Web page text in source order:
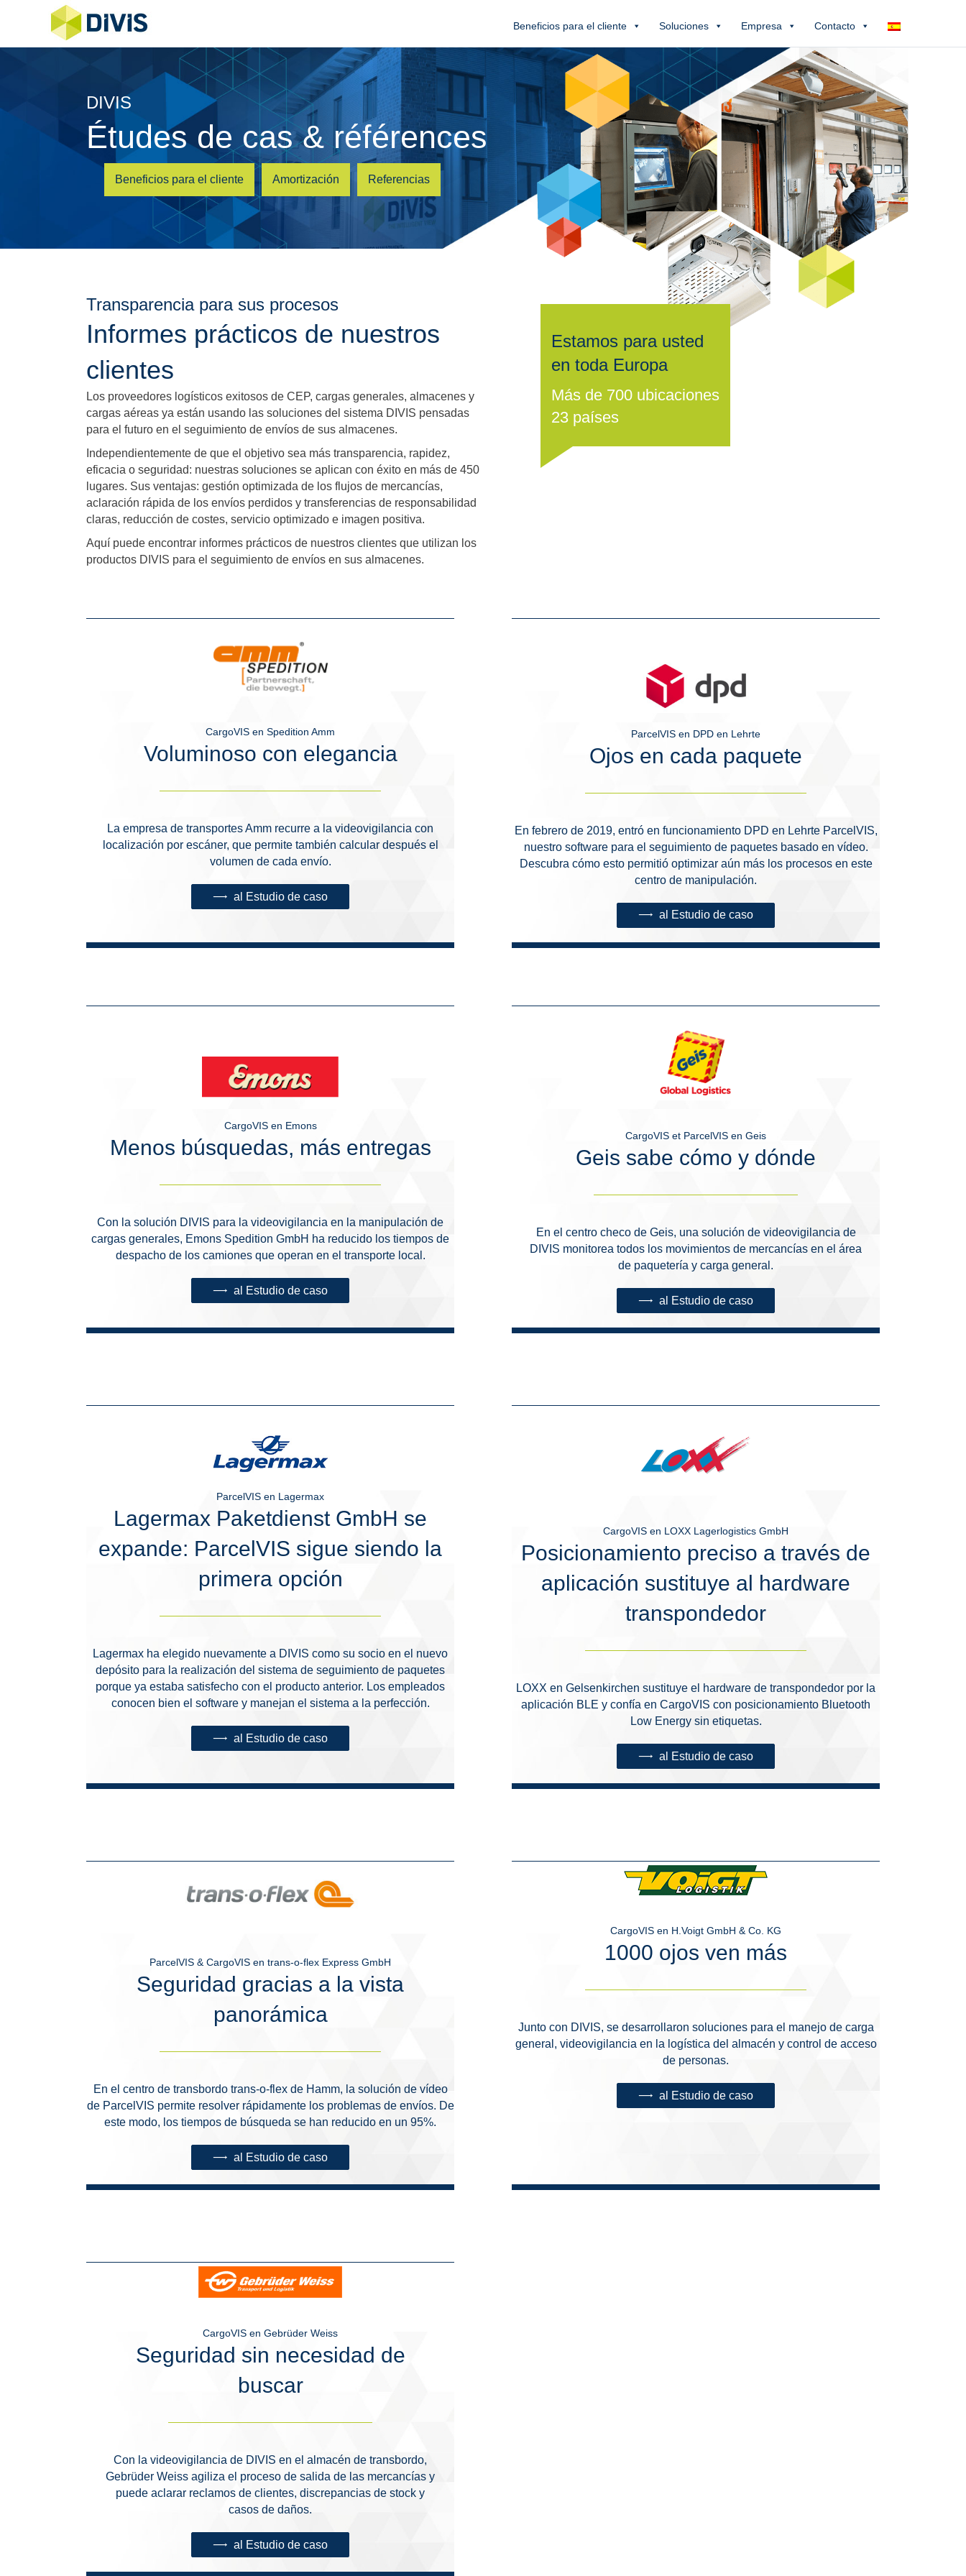
Beneficios para el cliente Soluciones Empresa Contacto
DIVIS
Études de cas & références
Beneficios para el cliente Amortización Referencias
Transparencia para sus procesos
Informes prácticos de nuestros
clientes
Los proveedores logísticos exitosos de CEP, cargas generales, almacenes y
cargas aéreas ya están usando las soluciones del sistema DIVIS pensadas
para el futuro en el seguimiento de envíos de sus almacenes.
Independientemente de que el objetivo sea más transparencia, rapidez,
eficacia o seguridad: nuestras soluciones se aplican con éxito en más de 450
lugares. Sus ventajas: gestión optimizada de los flujos de mercancías,
aclaración rápida de los envíos perdidos y transferencias de responsabilidad
claras, reducción de costes, servicio optimizado e imagen positiva.
Aquí puede encontrar informes prácticos de nuestros clientes que utilizan los
productos DIVIS para el seguimiento de envíos en sus almacenes.
Estamos para usted
en toda Europa
Más de 700 ubicaciones
23 países
CargoVIS en Spedition Amm
Voluminoso con elegancia
La empresa de transportes Amm recurre a la videovigilancia con
localización por escáner, que permite también calcular después el
volumen de cada envío.
al Estudio de caso
ParcelVIS en DPD en Lehrte
Ojos en cada paquete
En febrero de 2019, entró en funcionamiento DPD en Lehrte ParcelVIS,
nuestro software para el seguimiento de paquetes basado en vídeo.
Descubra cómo esto permitió optimizar aún más los procesos en este
centro de manipulación.
al Estudio de caso
CargoVIS en Emons
Menos búsquedas, más entregas
Con la solución DIVIS para la videovigilancia en la manipulación de
cargas generales, Emons Spedition GmbH ha reducido los tiempos de
despacho de los camiones que operan en el transporte local.
al Estudio de caso
CargoVIS et ParcelVIS en Geis
Geis sabe cómo y dónde
En el centro checo de Geis, una solución de videovigilancia de
DIVIS monitorea todos los movimientos de mercancías en el área
de paquetería y carga general.
al Estudio de caso
ParcelVIS en Lagermax
Lagermax Paketdienst GmbH se
expande: ParcelVIS sigue siendo la
primera opción
Lagermax ha elegido nuevamente a DIVIS como su socio en el nuevo
depósito para la realización del sistema de seguimiento de paquetes
porque ya estaba satisfecho con el producto anterior. Los empleados
conocen bien el software y manejan el sistema a la perfección.
al Estudio de caso
CargoVIS en LOXX Lagerlogistics GmbH
Posicionamiento preciso a través de
aplicación sustituye al hardware
transpondedor
LOXX en Gelsenkirchen sustituye el hardware de transpondedor por la
aplicación BLE y confía en CargoVIS con posicionamiento Bluetooth
Low Energy sin etiquetas.
al Estudio de caso
ParcelVIS & CargoVIS en trans-o-flex Express GmbH
Seguridad gracias a la vista
panorámica
En el centro de transbordo trans-o-flex de Hamm, la solución de vídeo
de ParcelVIS permite resolver rápidamente los problemas de envíos. De
este modo, los tiempos de búsqueda se han reducido en un 95%.
al Estudio de caso
CargoVIS en H.Voigt GmbH & Co. KG
1000 ojos ven más
Junto con DIVIS, se desarrollaron soluciones para el manejo de carga
general, videovigilancia en la logística del almacén y control de acceso
de personas.
al Estudio de caso
CargoVIS en Gebrüder Weiss
Seguridad sin necesidad de
buscar
Con la videovigilancia de DIVIS en el almacén de transbordo,
Gebrüder Weiss agiliza el proceso de salida de las mercancías y
puede aclarar reclamos de clientes, discrepancias de stock y
casos de daños.
al Estudio de caso